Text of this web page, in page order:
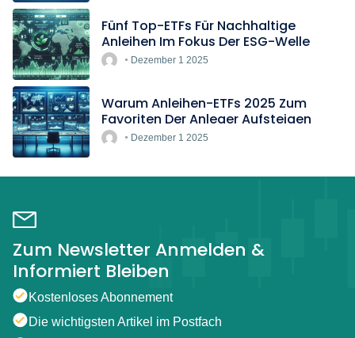
Fünf Top-ETFs Für Nachhaltige
Anleihen Im Fokus Der ESG-Welle
Dezember 1 2025
Warum Anleihen-ETFs 2025 Zum
Favoriten Der Anleger Aufsteigen
Dezember 1 2025
Zum Newsletter Anmelden &
Informiert Bleiben
Kostenloses Abonnement
Die wichtigsten Artikel im Postfach